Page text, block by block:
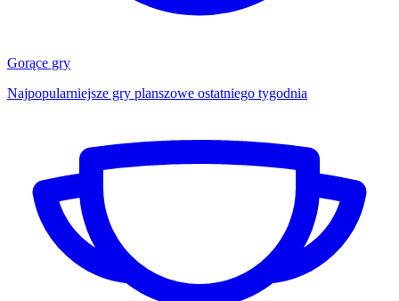
Gorące gry
Najpopularniejsze gry planszowe ostatniego tygodnia